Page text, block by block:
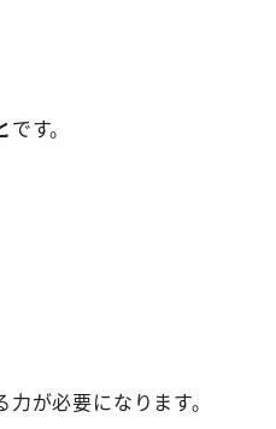
です。
が必要になります。